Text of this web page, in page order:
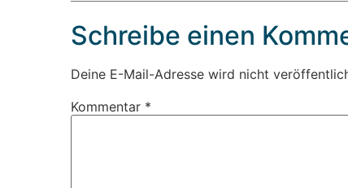
Schreibe einen
Deine E-Mail-Adresse wird nicht
Kommentar *